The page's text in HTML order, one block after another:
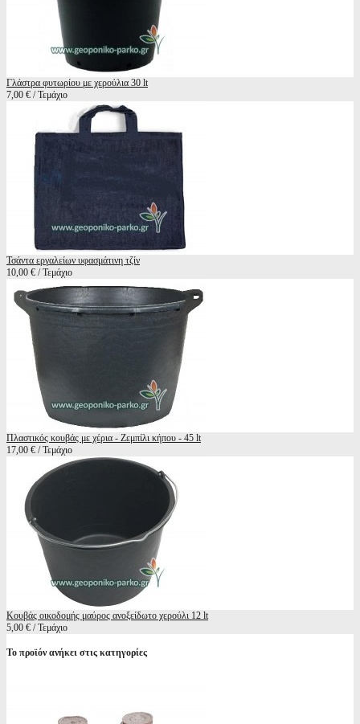
Γλάστρα φυτωρίου με χερούλια 30 lt
7,00 € / Τεμάχιο
Τσάντα εργαλείων υφασμάτινη τζίν
10,00 € / Τεμάχιο
Πλαστικός κουβάς με χέρια - Ζεμπίλι κήπου - 45 lt
17,00 € / Τεμάχιο
Κουβάς οικοδομής μαύρος ανοξείδωτο χερούλι 12 lt
5,00 € / Τεμάχιο
Το προϊόν ανήκει στις κατηγορίες